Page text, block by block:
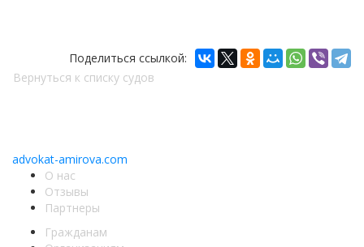
Поделиться ссылкой:
Вернуться к списку судов
advokat-amirova.com
О нас
Отзывы
Партнеры
Гражданам